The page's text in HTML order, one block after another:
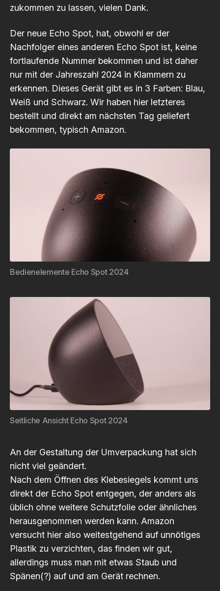
zukommen zu lassen, vielen Dank.
Der neue Echo Spot, hat, obwohl er der
Nachfolger eines anderen Echo Spot ist, keine
fortlaufende Nummer bekommen und ist daher
nur mit der Jahreszahl 2024 in Klammern zu
erkennen. Dieses Gerät gibt es in 3 Farben: Blau,
Weiß und Schwarz. Wir haben hier letzteres
bestellt und direkt am nächsten Tag geliefert
bekommen, typisch Amazon.
Bedienelemente Echo Spot 2024
Seitliche Ansicht Echo Spot 2024
An der Gestaltung der Umverpackung hat sich
nicht viel geändert.
Nach dem Öffnen des Klebesiegels kommt uns
direkt der Echo Spot entgegen, der anders als
üblich ohne weitere Schutzfolie oder ähnliches
herausgenommen werden kann. Amazon
versucht hier also weitestgehend auf unnötiges
Plastik zu verzichten, das finden wir gut,
allerdings muss man mit etwas Staub und
Spänen(?) auf und am Gerät rechnen.